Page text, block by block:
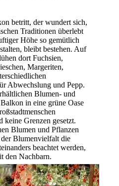
betritt, der wundert sich,
Traditionen überlebt
Höhe so gemütlich
bleibt bestehen. Auf
dort Fuchsien,
Margeriten,
Abwechslung und Pepp.
Blumen- und
in eine grüne Oase
Grenzen gesetzt.
Blumen und Pflanzen
Blumenvielfalt die
beachtet werden,
den Nachbarn.